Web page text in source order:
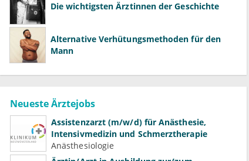
Die wichtigsten Ärztinnen der Geschichte
Alternative Verhütungsmethoden für den
Mann
Neueste Ärztejobs
Assistenzarzt (m/w/d) für Anästhesie,
Intensivmedizin und Schmerztherapie
Anästhesiologie